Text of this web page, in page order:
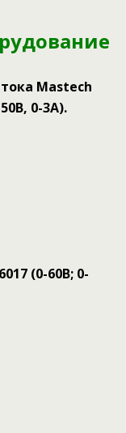
Mastech
0-3А).
(0-60В; 0-